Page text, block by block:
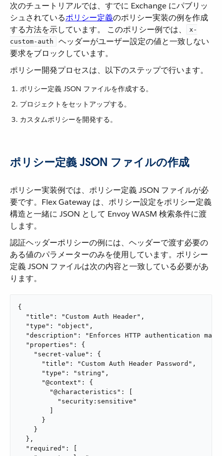
次のチュートリアルでは、すでに Exchange にパブリッ
シュされている​ポリシー定義​のポリシー実装の例を作成
する方法を示しています。 このポリシー例では、​
x-
custom-auth
​ ヘッダーがユーザー設定の値と一致しない
要求をブロックしています。
ポリシー開発プロセスは、以下のステップで行います。
ポリシー定義 JSON ファイルを作成する。
プロジェクトをセットアップする。
カスタムポリシーを開発する。
ポリシー定義 JSON ファイルの作成
ポリシー実装例では、ポリシー定義 JSON ファイルが必
要です。Flex Gateway は、ポリシー設定をポリシー定義
構造と一緒に JSON として Envoy WASM 検索条件に渡
します。
認証ヘッダーポリシーの例には、ヘッダーで渡す必要の
ある値のパラメーターのみを使用しています。ポリシー
定義 JSON ファイルは次の内容と一致している必要があ
ります。
{
  "title": "Custom Auth Header",
  "type": "object",
"description": "Enforces HTTP authentication
  "properties": {
    "secret-value": {
      "title": "Custom Auth Header Password",
      "type": "string",
      "@context": {
        "@characteristics": [
          "security:sensitive"
      }
    }
  },
  "required": [